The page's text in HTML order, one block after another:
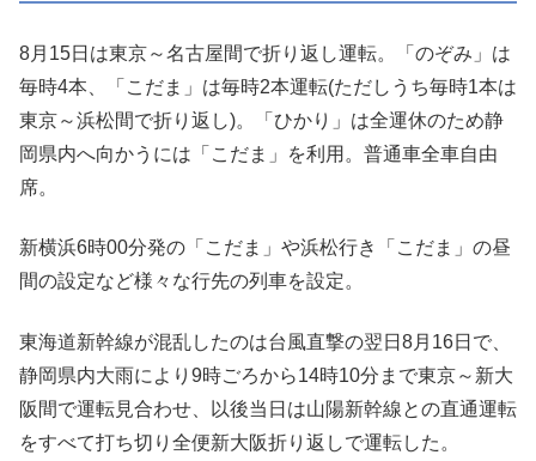
8月15日は東京～名古屋間で折り返し運転。「のぞみ」は
毎時4本、「こだま」は毎時2本運転(ただしうち毎時1本は
東京～浜松間で折り返し)。「ひかり」は全運休のため静
岡県内へ向かうには「こだま」を利用。普通車全車自由
席。
新横浜6時00分発の「こだま」や浜松行き「こだま」の昼
間の設定など様々な行先の列車を設定。
東海道新幹線が混乱したのは台風直撃の翌日8月16日で、
静岡県内大雨により9時ごろから14時10分まで東京～新大
阪間で運転見合わせ、以後当日は山陽新幹線との直通運転
をすべて打ち切り全便新大阪折り返しで運転した。